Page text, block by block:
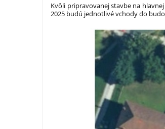
Kvôli pripravovanej stavbe na
2025 budú jednotlivé vchody do